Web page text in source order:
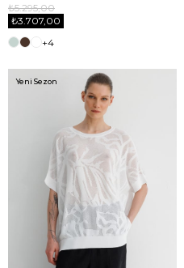
₺3.707,00
₺5.295,00
+4
Yeni Sezon